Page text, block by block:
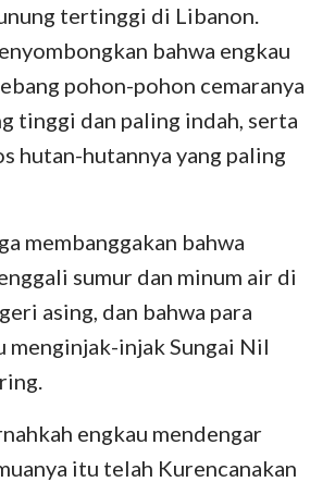
3 4 5 6
7
10 11 12 13
14
24 25 26 27
38 39 40 41
42
45
52 55
59 60 61 62
63
tertinggi di Libanon.
bahwa engkau
pohon-pohon cemaranya
tinggi dan paling indah, serta
hutan-hutannya yang paling
membanggakan bahwa
sumur dan minum air di
asing, dan bahwa para
menginjak-injak Sungai Nil
engkau mendengar
itu telah Kurencanakan